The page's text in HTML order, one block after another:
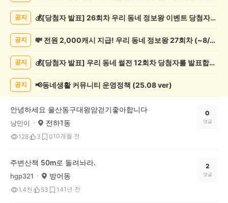
게
공지 💰[당첨자 발표] 26회차 우리 동네 정보왕 이벤트 당첨자를 발표합니다!
공지 💸 전원 2,000캐시 지급! 우리 동네 정보왕 27회차 (~8/10)
공지 💰[당첨자 발표] 우리 동네 썰전 12회차 당첨자를 발표합니다!
공지 📢동네생활 커뮤니티 운영정책 (25.08 ver)
안녕하세요 울산동구대왕암걷기좋아합니다
낭만이 전하1동
128 3 010개월 전
0
댓글
주변산책 50m로 돌려놔라.
hgp321 방어동
1.4천 53 141년 전
2
댓글